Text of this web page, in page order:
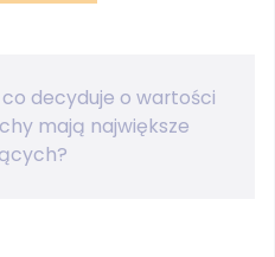
decyduje o wartości
mają największe